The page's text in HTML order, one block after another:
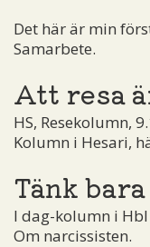
Det här är min
Samarbete.
Att resa
HS, Resekolumn,
Kolumn i Hesari,
Tänk
I dag-kolumn i Hbl
Om narcissisten.